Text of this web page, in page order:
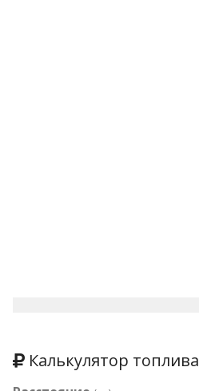
Калькулятор топлива